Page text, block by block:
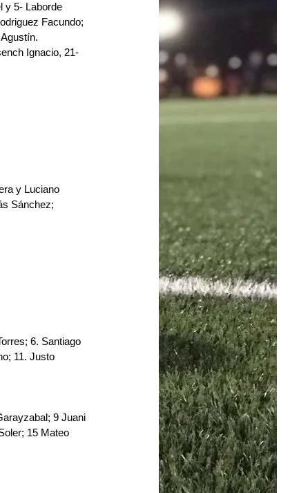
y 5- Laborde
Facundo;
Ignacio, 21-
y Luciano
Sánchez;
6. Santiago
11. Justo
9 Juani
15 Mateo